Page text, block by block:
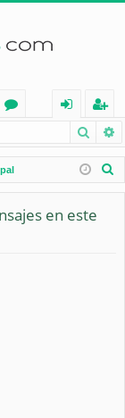
os
nt
ifi
ca
eg
ist
ra
en este